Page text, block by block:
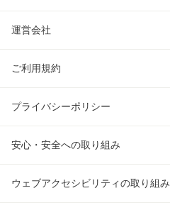
運営会社
ご利用規約
プライバシーポリシー
安心・安全への取り組み
ウェブアクセシビリティの取り組み